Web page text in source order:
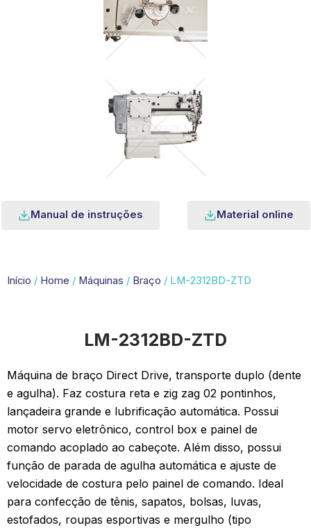
Manual de instruções Material online
Início / Home / Máquinas / Braço / LM-2312BD-ZTD
LM-2312BD-ZTD
Máquina de braço Direct Drive, transporte duplo (dente
e agulha). Faz costura reta e zig zag 02 pontinhos,
lançadeira grande e lubrificação automática. Possui
motor servo eletrônico, control box e painel de
comando acoplado ao cabeçote. Além disso, possui
função de parada de agulha automática e ajuste de
velocidade de costura pelo painel de comando. Ideal
para confecção de tênis, sapatos, bolsas, luvas,
estofados, roupas esportivas e mergulho (tipo